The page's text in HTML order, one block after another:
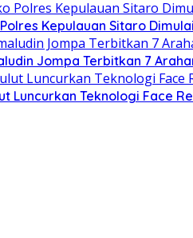
Kepulauan Sitaro
Jompa Terbitkan 7
Luncurkan Teknologi Face